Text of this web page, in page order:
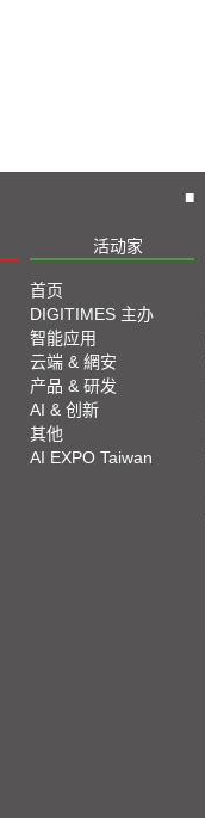
■
活动家
首页
DIGITIMES 主办
智能应用
云端 & 網安
产品 & 研发
AI & 创新
其他
AI EXPO Taiwan